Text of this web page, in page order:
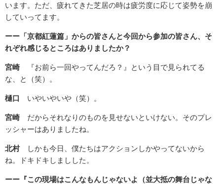
います。ただ、疲れてきた芝居の時は疲労度に応じて姿勢を崩
していってます。
ーー「京都紅蓮篇」からの皆さんと今回から参加の皆さん、そ
れぞれ感じるところはありましたか？
宮崎『お前ら一回やってんだろ？』という目で見られてる
な、と（笑）。
樋口 いやいやいや（笑）。
宮崎だからそれなりのものを見せないといけない。そのプレ
ッシャーはありましたね。
北村しかも今日、僕たちはアクションしかやってないから
ね。ドキドキしましした。
ーー『この現場はこんなもんじゃないよ（並大抵の舞台じゃな